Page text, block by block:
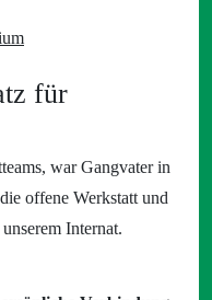
für
war Gangvater in
offene Werkstatt und
Internat.